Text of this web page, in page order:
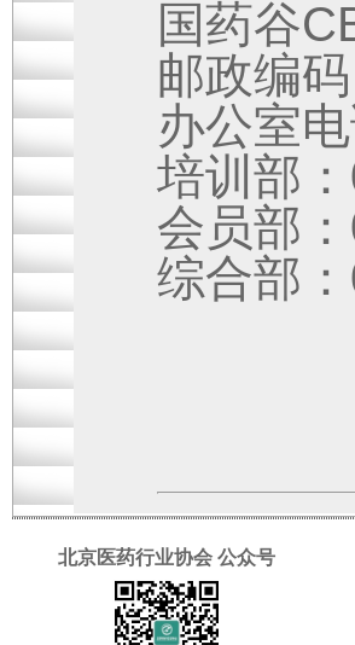
国药谷
邮政编
办公室
培训部
会员部
综合部
北京医药行业协会 公众号